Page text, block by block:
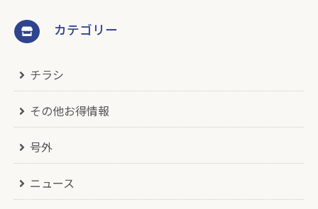
カテゴリー
チラシ
その他お得情報
号外
ニュース